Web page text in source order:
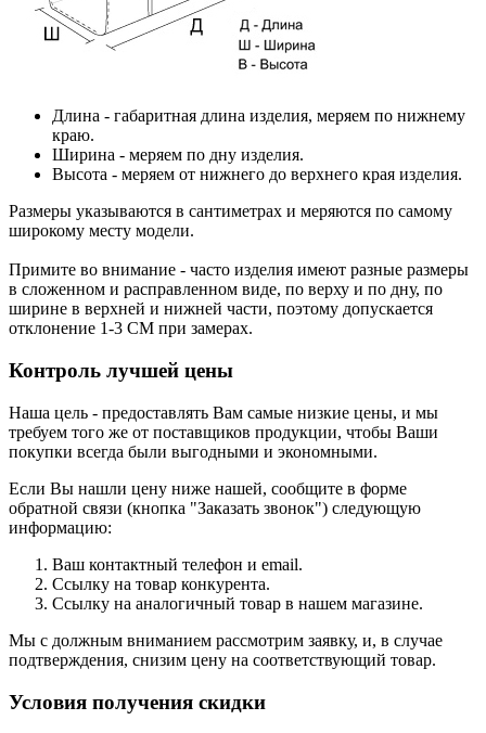
Длина - габаритная длина изделия, меряем по нижнему
краю.
Ширина - меряем по дну изделия.
Высота - меряем от нижнего до верхнего края изделия.
Размеры указываются в сантиметрах и меряются по самому
широкому месту модели.
Примите во внимание - часто изделия имеют разные размеры
в сложенном и расправленном виде, по верху и по дну, по
ширине в верхней и нижней части, поэтому допускается
отклонение 1-3 СМ при замерах.
Контроль лучшей цены
Наша цель - предоставлять Вам самые низкие цены, и мы
требуем того же от поставщиков продукции, чтобы Ваши
покупки всегда были выгодными и экономными.
Если Вы нашли цену ниже нашей, сообщите в форме
обратной связи (кнопка "Заказать звонок") следующую
информацию:
Ваш контактный телефон и email.
Ссылку на товар конкурента.
Ссылку на аналогичный товар в нашем магазине.
Мы с должным вниманием рассмотрим заявку, и, в случае
подтверждения, снизим цену на соответствующий товар.
Условия получения скидки